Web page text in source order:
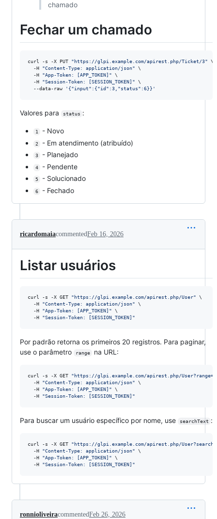
chamado
Fechar um chamado
curl -s -X PUT "https://glpi.example.com/apirest.php/Ticket/3" \
  -H
"Content-Type: application/json" \
  -H
"App-Token: [APP_TOKEN] " \
  -H
"Session-Token: [SESSION_TOKEN] " \
  --data-raw
' {"input":{"id":3,"status":6}} '
Valores para status :
1 - Novo
2 - Em atendimento (atribuído)
3 - Planejado
4 - Pendente
5 - Solucionado
6 - Fechado
ricardomaiacommentedFeb 16, 2026
Listar usuários
curl -s -X GET "https://glpi.example.com/apirest.php/User" \
  -H
"Content-Type: application/json" \
  -H
"App-Token: [APP_TOKEN] " \
  -H
"Session-Token: [SESSION_TOKEN] "
Por padrão retorna os primeiros 20 registros. Para paginar,
use o parâmetro
range na URL:
curl -s -X GET "https://glpi.example.com/apirest.php/
  -H
"Content-Type: application/json" \
  -H
"App-Token: [APP_TOKEN] " \
  -H
"Session-Token: [SESSION_TOKEN] "
Para buscar um usuário específico por nome, use searchText :
curl -s -X GET "https://glpi.example.com/apirest.php/
  -H
"Content-Type: application/json" \
  -H
"App-Token: [APP_TOKEN] " \
  -H
"Session-Token: [SESSION_TOKEN] "
ronnioliveiracommentedFeb 26, 2026